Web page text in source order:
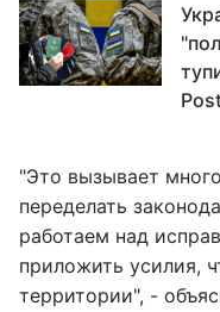
"Это вызывает
переделать
работаем над
приложить усилия,
территории", -